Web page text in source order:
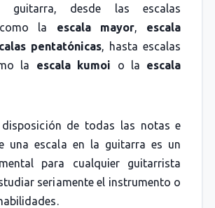
guitarra, desde las escalas
como la escala mayor, escala
pentatónicas, hasta escalas
la escala kumoi o la escala
de todas las notas e
una escala en la guitarra es un
para cualquier guitarrista
seriamente el instrumento o